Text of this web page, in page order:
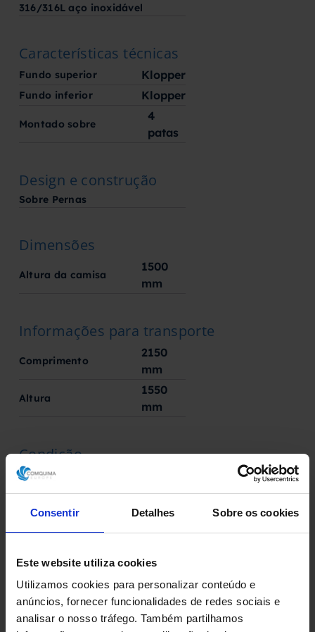
Consentir Detalhes Sobre os cookies
Este website utiliza cookies
Utilizamos cookies para personalizar conteúdo e
anúncios, fornecer funcionalidades de redes sociais e
analisar o nosso tráfego. Também partilhamos
316/316L aço inoxidável
Características técnicas
Fundo superior Klopper
Fundo inferior Klopper
Montado sobre
4
patas
Design e construção
Sobre Pernas
Dimensões
Altura da camisa
1500
mm
Informações para transporte
Comprimento
2150
mm
Altura
1550
mm
Condição
No estado
Fabricado por